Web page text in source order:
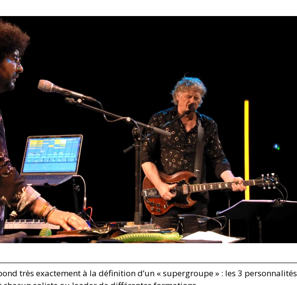
très exactement à la définition d’un « supergroupe » : les 3 personnalités